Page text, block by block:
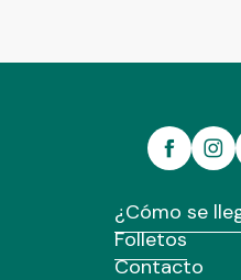
¿Cómo se
Folletos
Contacto